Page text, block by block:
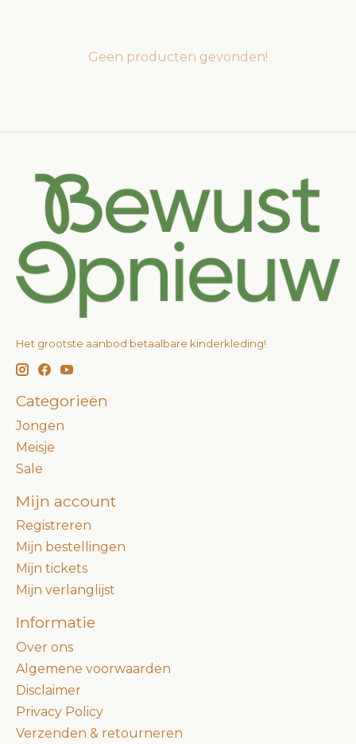
Geen producten gevonden!
Het grootste aanbod betaalbare kinderkleding!
Categorieën
Jongen
Meisje
Sale
Mijn account
Registreren
Mijn bestellingen
Mijn tickets
Mijn verlanglijst
Informatie
Over ons
Algemene voorwaarden
Disclaimer
Privacy Policy
Verzenden & retourneren